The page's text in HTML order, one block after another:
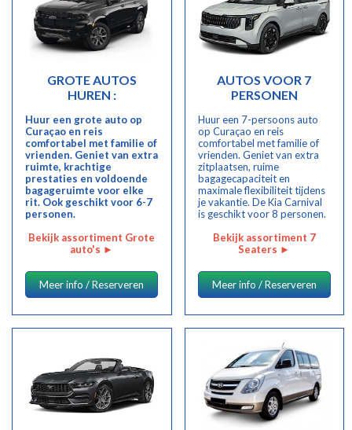
GROTE AUTOS
HUREN :
Huur een grote auto op
Curaçao en reis
comfortabel met familie of
vrienden. Geniet van extra
ruimte, krachtige
prestaties en voldoende
bagageruimte voor elke
rit. Ook geschikt voor 6-7
personen.
Bekijk assortiment Grote
auto's ►
Meer info / Reserveren
AUTOS VOOR 7
PERSONEN
Huur een 7-persoons auto
op Curaçao en reis
comfortabel met familie of
vrienden. Geniet van extra
zitplaatsen, ruime
bagagecapaciteit en
maximale flexibiliteit tijdens
je vakantie. De Kia Carnival
is geschikt voor 8 personen.
Bekijk assortiment 7
Seaters ►
Meer info / Reserveren